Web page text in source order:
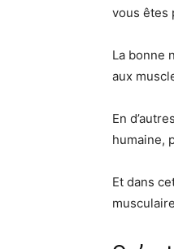
vous êtes
La bonne
aux
En
humaine,
Et dans